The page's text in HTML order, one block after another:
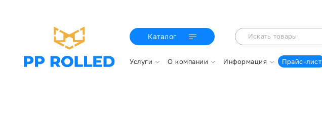
Каталог
Услуги О компании Информация Прайс-лист